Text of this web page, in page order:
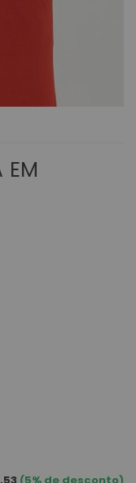
EM
(5% de desconto)